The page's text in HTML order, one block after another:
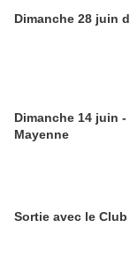
Dimanche 28 juin
Dimanche 14 juin -
Mayenne
Sortie avec le Club